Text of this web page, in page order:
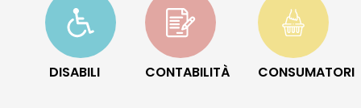
DISABILI CONTABILITÀ CONSUMATORI